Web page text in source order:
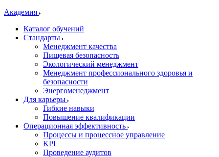
Академия
Каталог обучений
Стандарты
Менеджмент качества
Пищевая безопасность
Экологический менеджмент
Менеджмент профессионального здоровья и
безопасности
Энергоменеджмент
Для карьеры
Гибкие навыки
Повышение квалификации
Операционная эффективность
Процессы и процессное управление
KPI
Проведение аудитов